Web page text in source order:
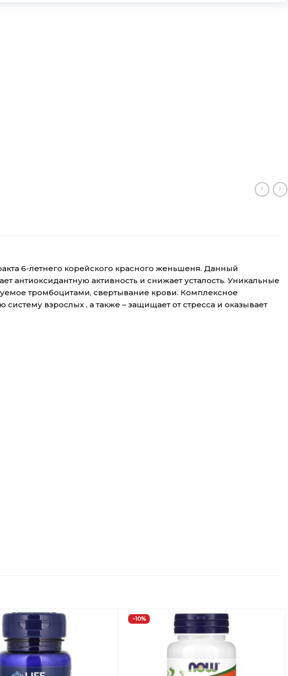
6-летнего корейского красного женьшеня. Данный
активность и снижает усталость. Уникальные
тромбоцитами, свертывание крови. Комплексное
взрослых , а также – защищает от стресса и оказывает
−10%